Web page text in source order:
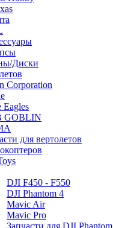
Диски
Corporation
Eagles
GOBLIN
для вертолетов
DJI F450 - F550
DJI Phantom 4
Mavic Air
Mavic Pro
Запчасти для DJI Phantom